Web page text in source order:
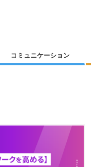
コミュニケーション